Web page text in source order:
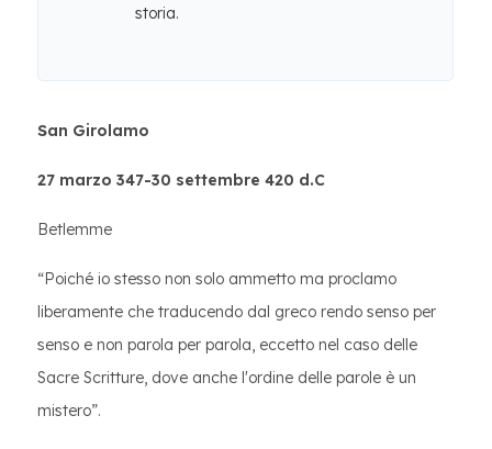
storia.
San Girolamo
27 marzo 347-30 settembre 420 d.C
Betlemme
“Poiché io stesso non solo ammetto ma proclamo
liberamente che traducendo dal greco rendo senso per
senso e non parola per parola, eccetto nel caso delle
Sacre Scritture, dove anche l'ordine delle parole è un
mistero”.